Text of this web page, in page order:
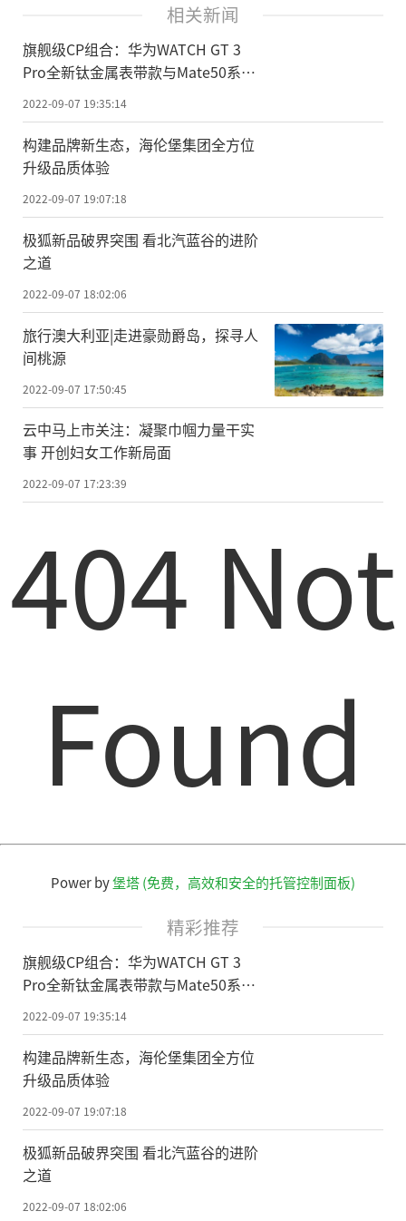
相关新闻
旗舰级CP组合：华为WATCH GT 3
Pro全新钛金属表带款与Mate50系列
同台亮相
2022-09-07 19:35:14
构建品牌新生态，海伦堡集团全方位
升级品质体验
2022-09-07 19:07:18
极狐新品破界突围 看北汽蓝谷的进阶
之道
2022-09-07 18:02:06
旅行澳大利亚|走进豪勋爵岛，探寻人
间桃源
2022-09-07 17:50:45
云中马上市关注：凝聚巾帼力量干实
事 开创妇女工作新局面
2022-09-07 17:23:39
404 Not
Found
Power by堡塔 (免费，高效和安全的托管控制面板)
精彩推荐
旗舰级CP组合：华为WATCH GT 3
Pro全新钛金属表带款与Mate50系列
同台亮相
2022-09-07 19:35:14
构建品牌新生态，海伦堡集团全方位
升级品质体验
2022-09-07 19:07:18
极狐新品破界突围 看北汽蓝谷的进阶
之道
2022-09-07 18:02:06